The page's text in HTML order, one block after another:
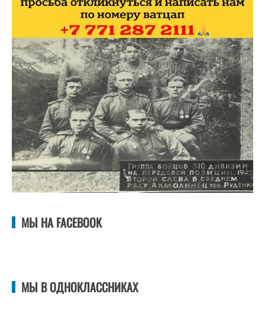
МЫ НА FACEBOOK
МЫ В ОДНОКЛАССНИКАХ